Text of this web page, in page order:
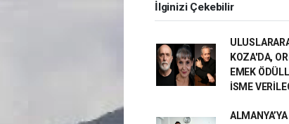
İlginizi Çekebilir
KOZA'DA,
EMEK
İSME